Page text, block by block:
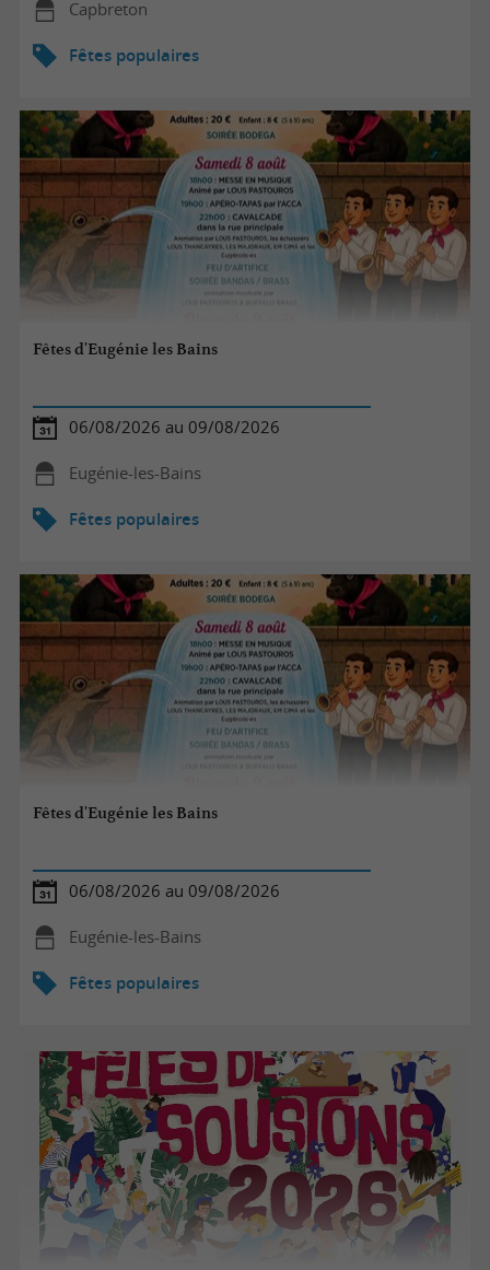
Capbreton
Fêtes populaires
Fêtes d'Eugénie les Bains
06/08/2026 au 09/08/2026
Eugénie-les-Bains
Fêtes populaires
Fêtes d'Eugénie les Bains
06/08/2026 au 09/08/2026
Eugénie-les-Bains
Fêtes populaires